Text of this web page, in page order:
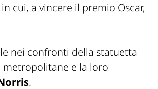
cui, a vincere il premio Oscar,
nei confronti della statuetta
metropolitane e la loro
.